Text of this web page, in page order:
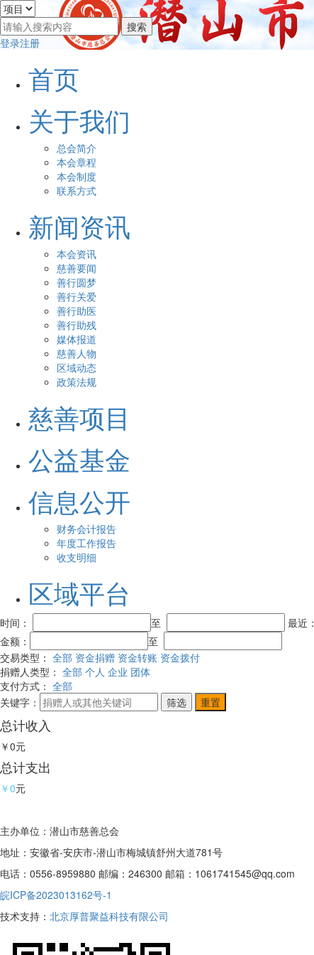
登录注册
首页
关于我们
总会简介
本会章程
本会制度
联系方式
新闻资讯
本会资讯
慈善要闻
善行圆梦
善行关爱
善行助医
善行助残
媒体报道
慈善人物
区域动态
政策法规
慈善项目
公益基金
信息公开
财务会计报告
年度工作报告
收支明细
区域平台
时间： 至 最近：
金额：
至
交易类型： 全部 资金捐赠 资金转账 资金拨付
捐赠人类型： 全部 个人 企业 团体
支付方式： 全部
关键字：
总计收入
￥0元
总计支出
￥0元
主办单位：潜山市慈善总会
地址：安徽省-安庆市-潜山市梅城镇舒州大道781号
电话：0556-8959880 邮编：246300 邮箱：1061741545@qq.com
皖ICP备2023013162号-1
技术支持： 北京厚普聚益科技有限公司